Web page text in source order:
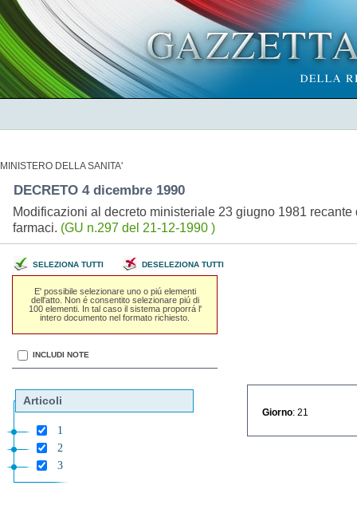
MINISTERO DELLA SANITA'
DECRETO 4 dicembre 1990
Modificazioni al decreto ministeriale 23 giugno 1981
farmaci. (GU n.297 del 21-12-1990 )
SELEZIONA TUTTI DESELEZIONA TUTTI
E' possibile selezionare uno o piú elementi
dell'atto. Non é consentito selezionare piú di
100 elementi. In tal caso il sistema proporrá l'
intero documento nel formato richiesto.
INCLUDI NOTE
Articoli
1
2
3
Giorno : 21